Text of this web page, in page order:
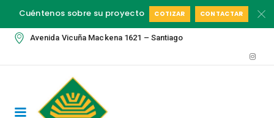
Cuéntenos sobre su proyecto COTIZAR CONTACTAR
Avenida Vicuña Mackena 1621 – Santiago